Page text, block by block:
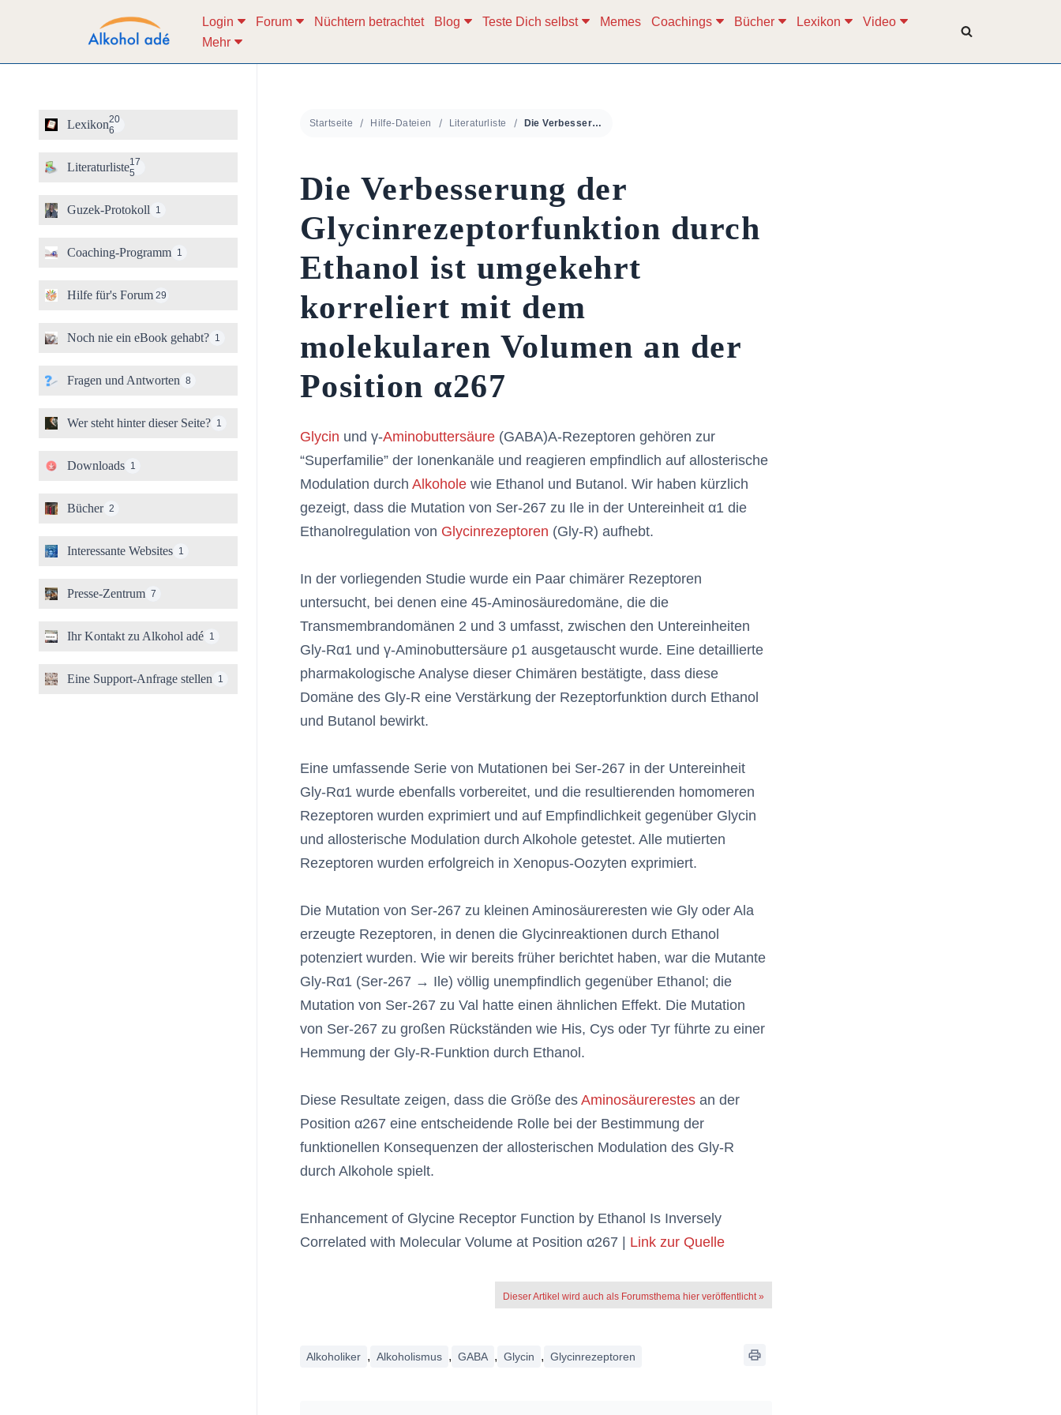
Inhalt
Login Forum Nüchtern betrachtet Blog Teste Dich selbst Memes Coachings Bücher Lexikon
Video
Mehr
Lexikon20
6
Literaturliste17
5
Guzek-Protokoll 1
Coaching-Programm 1
Hilfe für's Forum 29
Noch nie ein eBook gehabt? 1
Fragen und Antworten 8
Wer steht hinter dieser Seite? 1
Downloads 1
Bücher 2
Interessante Websites 1
Presse-Zentrum 7
Ihr Kontakt zu Alkohol adé 1
Eine Support-Anfrage stellen 1
Startseite Hilfe-Dateien Literaturliste Die Verbesserung der Glycinrezeptorfunktion durch Ethanol ist umgekehrt korreliert mit dem molekularen Volumen an der Position α267
Die Verbesserung der
Glycinrezeptorfunktion durch
Ethanol ist umgekehrt
korreliert mit dem
molekularen Volumen an der
Position α267
Glycin und γ-Aminobuttersäure(GABA)A-Rezeptoren gehören zur
“Superfamilie” der Ionenkanäle und reagieren empfindlich auf allosterische
Modulation durch Alkoholewie Ethanol und Butanol. Wir haben kürzlich
gezeigt, dass die Mutation von Ser-267 zu Ile in der Untereinheit α1 die
Ethanolregulation von Glycinrezeptoren (Gly-R) aufhebt.
In der vorliegenden Studie wurde ein Paar chimärer Rezeptoren
untersucht, bei denen eine 45-Aminosäuredomäne, die die
Transmembrandomänen 2 und 3 umfasst, zwischen den Untereinheiten
Gly-Rα1 und γ-Aminobuttersäure ρ1 ausgetauscht wurde. Eine detaillierte
pharmakologische Analyse dieser Chimären bestätigte, dass diese
Domäne des Gly-R eine Verstärkung der Rezeptorfunktion durch Ethanol
und Butanol bewirkt.
Eine umfassende Serie von Mutationen bei Ser-267 in der Untereinheit
Gly-Rα1 wurde ebenfalls vorbereitet, und die resultierenden homomeren
Rezeptoren wurden exprimiert und auf Empfindlichkeit gegenüber Glycin
und allosterische Modulation durch Alkohole getestet. Alle mutierten
Rezeptoren wurden erfolgreich in Xenopus-Oozyten exprimiert.
Die Mutation von Ser-267 zu kleinen Aminosäureresten wie Gly oder Ala
erzeugte Rezeptoren, in denen die Glycinreaktionen durch Ethanol
potenziert wurden. Wie wir bereits früher berichtet haben, war die Mutante
Gly-Rα1 (Ser-267 → Ile) völlig unempfindlich gegenüber Ethanol; die
Mutation von Ser-267 zu Val hatte einen ähnlichen Effekt. Die Mutation
von Ser-267 zu großen Rückständen wie His, Cys oder Tyr führte zu einer
Hemmung der Gly-R-Funktion durch Ethanol.
Diese Resultate zeigen, dass die Größe des Aminosäurerestesan der
Position α267 eine entscheidende Rolle bei der Bestimmung der
funktionellen Konsequenzen der allosterischen Modulation des Gly-R
durch Alkohole spielt.
Enhancement of Glycine Receptor Function by Ethanol Is Inversely
Correlated with Molecular Volume at Position α267 | Link zur Quelle
Dieser Artikel wird auch als Forumsthema hier veröffentlicht »
Alkoholiker , Alkoholismus , GABA , Glycin , Glycinrezeptoren